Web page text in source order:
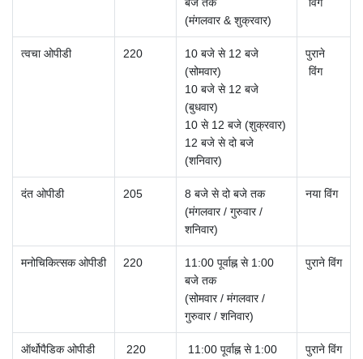
(मंगलवार & शुक्रवार)
त्वचा ओपीडी 220
10 बजे से 12 बजे
(सोमवार)
10 बजे से 12 बजे
(बुधवार)
10 से 12 बजे (शुक्रवार)
12 बजे से दो बजे
(शनिवार)
पुराने
विंग
दंत ओपीडी 205
8 बजे से दो बजे तक
(मंगलवार / गुरुवार /
शनिवार)
नया विंग
मनोचिकित्सक ओपीडी 220
11:00 पूर्वाह्न से 1:00
बजे तक
(सोमवार / मंगलवार /
गुरुवार / शनिवार)
पुराने विंग
ऑर्थोपैडिक ओपीडी 220
11:00 पूर्वाह्न से 1:00
पुराने विंग